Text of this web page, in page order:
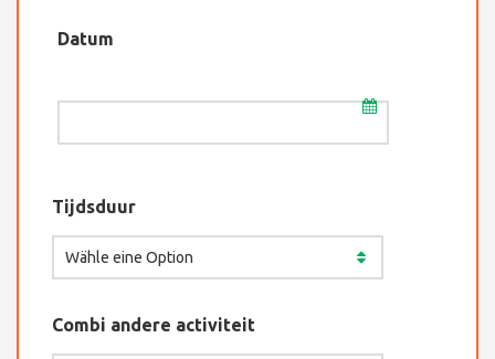
Datum
Tijdsduur
Combi andere activiteit